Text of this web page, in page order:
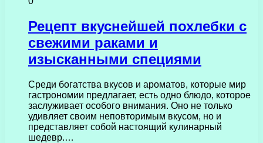
Рецепт вкуснейшей похлебки с
свежими раками и
изысканными специями
Среди богатства вкусов и ароматов, которые мир
гастрономии предлагает, есть одно блюдо, которое
заслуживает особого внимания. Оно не только
удивляет своим неповторимым вкусом, но и
представляет собой настоящий кулинарный
шедевр.…